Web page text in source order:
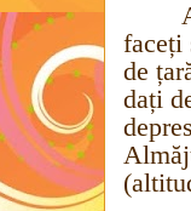
faceți
de
dați